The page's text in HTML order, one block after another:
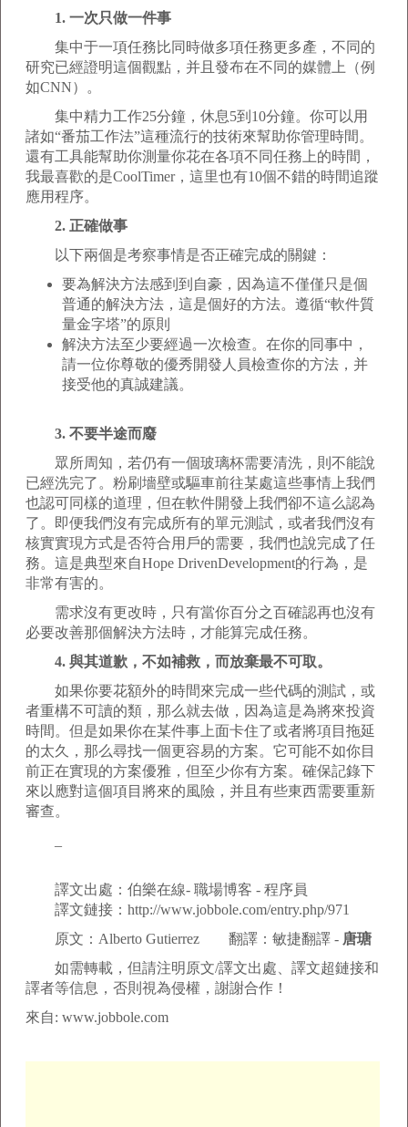
1. 一次只做一件事
集中于一項任務比同時做多項任務更多產，不同的
研究已經證明這個觀點，并且發布在不同的媒體上（例
如CNN）。
集中精力工作25分鐘，休息5到10分鐘。你可以用
諸如“番茄工作法”這種流行的技術來幫助你管理時間。
還有工具能幫助你測量你花在各項不同任務上的時間，
我最喜歡的是CoolTimer，這里也有10個不錯的時間追蹤
應用程序。
2. 正確做事
以下兩個是考察事情是否正確完成的關鍵：
要為解決方法感到到自豪，因為這不僅僅只是個
普通的解決方法，這是個好的方法。遵循“軟件質
量金字塔”的原則
解決方法至少要經過一次檢查。在你的同事中，
請一位你尊敬的優秀開發人員檢查你的方法，并
接受他的真誠建議。
3. 不要半途而廢
眾所周知，若仍有一個玻璃杯需要清洗，則不能說
已經洗完了。粉刷墻壁或驅車前往某處這些事情上我們
也認可同樣的道理，但在軟件開發上我們卻不這么認為
了。即便我們沒有完成所有的單元測試，或者我們沒有
核實實現方式是否符合用戶的需要，我們也說完成了任
務。這是典型來自Hope DrivenDevelopment的行為，是
非常有害的。
需求沒有更改時，只有當你百分之百確認再也沒有
必要改善那個解決方法時，才能算完成任務。
4. 與其道歉，不如補救，而放棄最不可取。
如果你要花額外的時間來完成一些代碼的測試，或
者重構不可讀的類，那么就去做，因為這是為將來投資
時間。但是如果你在某件事上面卡住了或者將項目拖延
的太久，那么尋找一個更容易的方案。它可能不如你目
前正在實現的方案優雅，但至少你有方案。確保記錄下
來以應對這個項目將來的風險，并且有些東西需要重新
審查。
譯文出處：伯樂在線- 職場博客 - 程序員
譯文鏈接：http://www.jobbole.com/entry.php/971
原文：Alberto Gutierrez 翻譯：敏捷翻譯 - 唐瑭
如需轉載，但請注明原文/譯文出處、譯文超鏈接和
譯者等信息，否則視為侵權，謝謝合作！
來自: www.jobbole.com